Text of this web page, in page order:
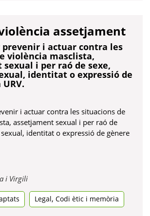
assetjament
prevenir i actuar contra les
violència masclista,
i per raó de sexe,
identitat o expressió de
i actuar contra les situacions de
assetjament sexual i per raó de
identitat o expressió de gènere
i VirgiliObre
en
una
pestanya
Legal , Codi ètic i memòria